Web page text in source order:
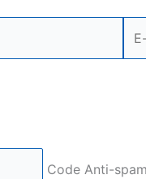
Code Anti-spam